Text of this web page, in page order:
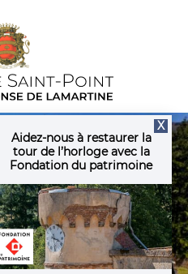
X
Aidez-nous à restaurer la
tour de l’horloge avec la
Fondation du patrimoine